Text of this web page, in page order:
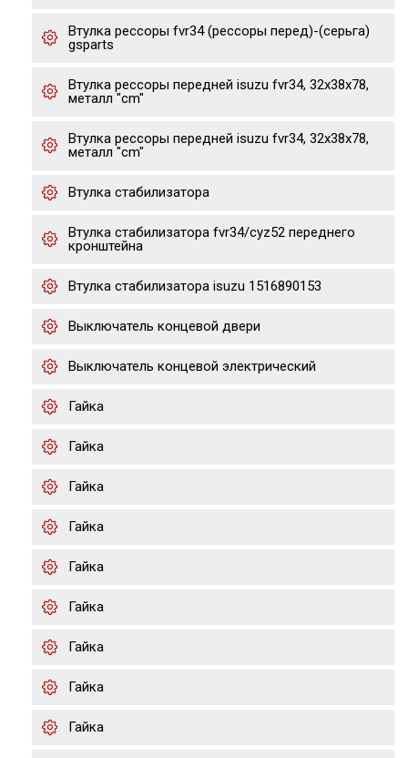
Втулка рессоры fvr34 (рессоры перед)-(серьга)
gsparts
Втулка рессоры передней isuzu fvr34, 32x38x78,
металл "cm"
Втулка рессоры передней isuzu fvr34, 32x38x78,
металл "cm"
Втулка стабилизатора
Втулка стабилизатора fvr34/cyz52 переднего
кронштейна
Втулка стабилизатора isuzu 1516890153
Выключатель концевой двери
Выключатель концевой электрический
Гайка
Гайка
Гайка
Гайка
Гайка
Гайка
Гайка
Гайка
Гайка